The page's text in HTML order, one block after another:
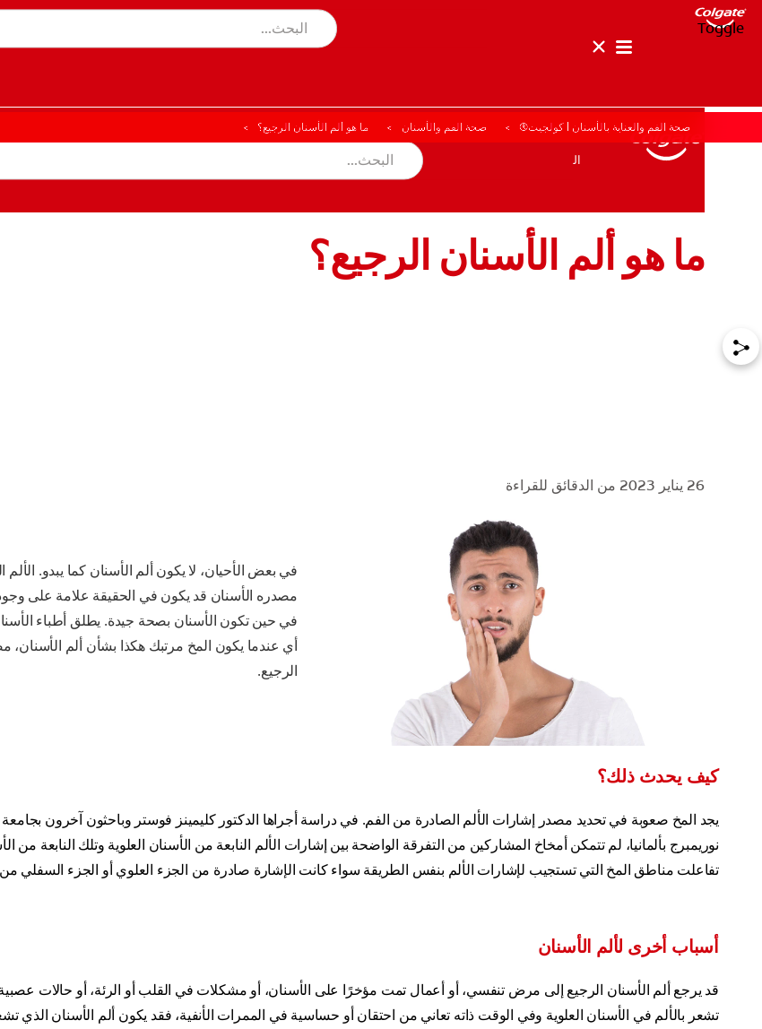
Toggle
المنتجات صحة الفم والأسنان المهمة
للمحترفين الولايات المتحدة (الإنجليزية)
المنتجات المهمة
صحة الفم والعناية بالأسنان | كولجيت® صحة الفم والأسنان ما هو ألم الأسنان الرجيع؟
ما هو ألم الأسنان الرجيع؟
26 يناير 2023 من الدقائق للقراءة
في بعض الأحيان، لا يكون ألم الأسنان كما يبدو. الألم
مصدره الأسنان قد يكون في الحقيقة علامة على
في حين تكون الأسنان بصحة جيدة. يطلق أطباء
أي عندما يكون المخ مرتبك هكذا بشأن ألم الأسنان،
الرجيع.
كيف يحدث ذلك؟
يجد المخ صعوبة في تحديد مصدر إشارات الألم الصادرة من الفم. في دراسة أجراها الدكتور كليمينز فوستر وباحثون آخرون بجامعة
نوريمبرج بألمانيا، لم تتمكن أمخاخ المشاركين من التفرقة الواضحة بين إشارات الألم النابعة من الأسنان العلوية وتلك النابعة من
تفاعلت مناطق المخ التي تستجيب لإشارات الألم بنفس الطريقة سواء كانت الإشارة صادرة من الجزء العلوي أو الجزء السفلي
أسباب أخرى لألم الأسنان
قد يرجع ألم الأسنان الرجيع إلى مرض تنفسي، أو أعمال تمت مؤخرًا على الأسنان، أو مشكلات في القلب أو الرئة، أو حالات
تشعر بالألم في الأسنان العلوية وفي الوقت ذاته تعاني من احتقان أو حساسية في الممرات الأنفية، فقد يكون ألم الأسنان الذي